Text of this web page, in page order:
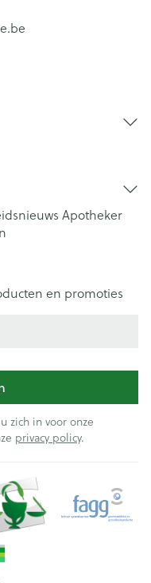
Apotheker
en promoties
zich in voor onze
privacy policy.